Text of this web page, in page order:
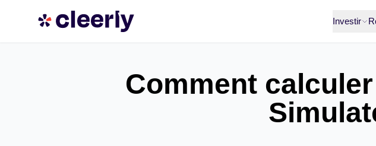
Investir
Comment